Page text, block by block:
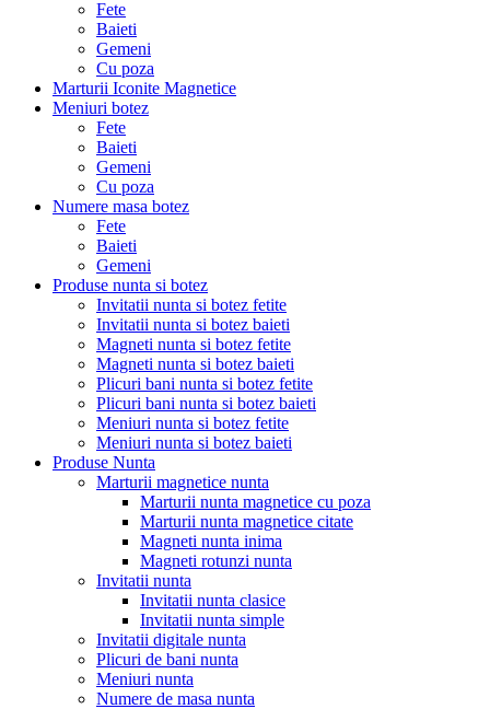
Fete
Baieti
Gemeni
Cu poza
Marturii Iconite Magnetice
Meniuri botez
Fete
Baieti
Gemeni
Cu poza
Numere masa botez
Fete
Baieti
Gemeni
Produse nunta si botez
Invitatii nunta si botez fetite
Invitatii nunta si botez baieti
Magneti nunta si botez fetite
Magneti nunta si botez baieti
Plicuri bani nunta si botez fetite
Plicuri bani nunta si botez baieti
Meniuri nunta si botez fetite
Meniuri nunta si botez baieti
Produse Nunta
Marturii magnetice nunta
Marturii nunta magnetice cu poza
Marturii nunta magnetice citate
Magneti nunta inima
Magneti rotunzi nunta
Invitatii nunta
Invitatii nunta clasice
Invitatii nunta simple
Invitatii digitale nunta
Plicuri de bani nunta
Meniuri nunta
Numere de masa nunta